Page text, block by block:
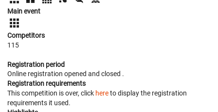
Main event
Competitors
115
Registration period
Online registration opened and closed .
Registration requirements
This competition is over, click hereto display the registration
requirements it used.